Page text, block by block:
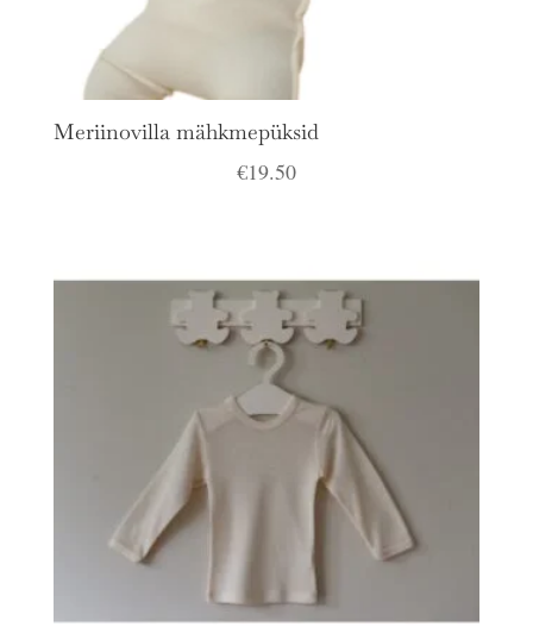
Meriinovilla mähkmepüksid
€19.50